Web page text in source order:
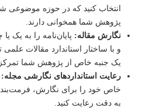
انتخاب کنید که در حوزه موضوعی شما
پژوهش شما همخوانی دارند.
نگارش مقاله:پایان‌نامه را به یک یا چند
و با ساختار استاندارد مقالات علمی تبدیل
یک جنبه خاص از پژوهش شما تمرکز کند.
رعایت استاندارد‌های نگارشی مجله:هر
خاص خود را برای نگارش، فرمت‌بندی و
به دقت رعایت کنید.